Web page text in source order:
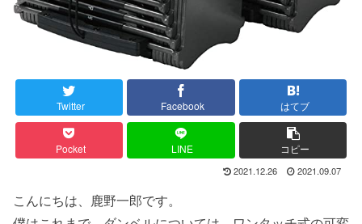
Twitter Facebook はてブ
Pocket LINE コピー
2021.12.26 2021.09.07
こんにちは、鹿野一郎です。